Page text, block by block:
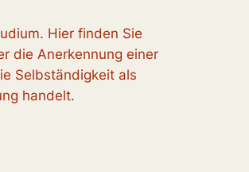
Hier finden Sie
die Anerkennung einer
Selbständigkeit als
handelt.